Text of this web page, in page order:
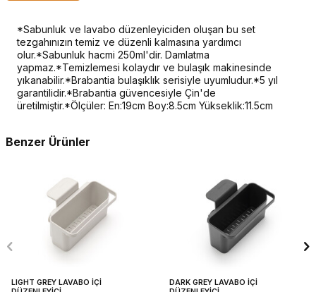
*Sabunluk ve lavabo düzenleyiciden oluşan bu set
tezgahınızın temiz ve düzenli kalmasına yardımcı
olur.*Sabunluk hacmi 250ml'dir. Damlatma
yapmaz.*Temizlemesi kolaydır ve bulaşık makinesinde
yıkanabilir.*Brabantia bulaşıklık serisiyle uyumludur.*5 yıl
garantilidir.*Brabantia güvencesiyle Çin'de
üretilmiştir.*Ölçüler: En:19cm Boy:8.5cm Yükseklik:11.5cm
Benzer Ürünler
LIGHT GREY LAVABO İÇİ
DARK GREY LAVABO İÇİ